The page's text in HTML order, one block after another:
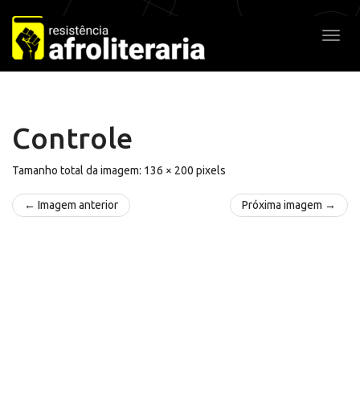
Pular
para
o
conteúdo
Controle
Tamanho total da imagem: 136 × 200 pixels
← Imagem anterior Próxima imagem →